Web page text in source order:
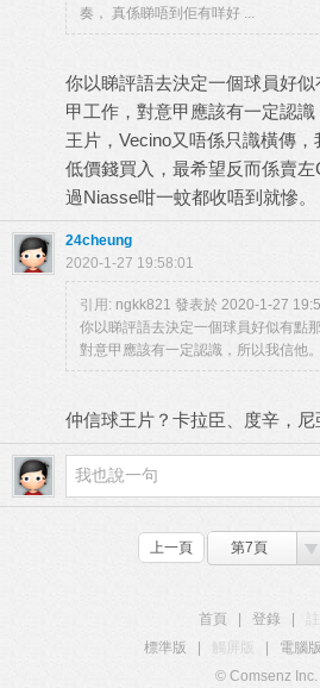
奏， 真係睇唔到佢有咩好 ...
你以睇評語去決定一個球員好
甲工作，對意甲應該有一定認
王片，Vecino又唔係只識橫傳
低價錢買入，最希望反而係賣
過Niasse咁一蚊都收唔到就慘。
24cheung
2020-1-27 19:58:01
引用: ngkk821 發表於 2020-1-27
你以睇評語去決定一個球員好似有點
對意甲應該有一定認識，所以我信他
仲信球王片？卡拉臣、度辛，
上一頁 第7頁
首頁 登錄
標準版
觸屏版 電腦版
© Comsenz Inc.